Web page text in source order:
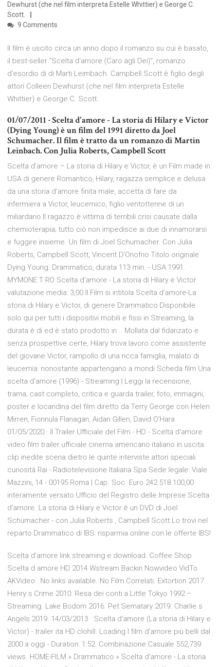
Dewhurst (che nel film interpreta Estelle Whittier) e George C.
Scott.
9 Comments
Il film è uscito circa un anno dopo il romanzo su cui è basato,
il best-seller "Scelta d'amore (Caro agli Dei)", romanzo
d'esordio di di Marti Leimbach. Campbell Scott è figlio degli
attori Colleen Dewhurst (che nel film interpreta Estelle
Whittier) e George C. Scott.
01/07/2011 · Scelta d'amore - La storia di Hilary e Victor
(Dying Young) è un film del 1991 diretto da Joel
Schumacher. Il film è tratto da un romanzo di Martin
Leinbach. Con Julia Roberts, Campbell Scott
Scelta d’amore – La storia di Hilary e Victor, è un Film made in
USA di genere Romantico, Hilary, ragazza semplice e delusa
da una storia d'amore finita male, accetta di fare da
infermiera a Victor, leucemico, figlio ventottenne di un
miliardario.Il ragazzo è vittima di terribili crisi causate dalla
chemioterapia; tutto ciò non impedisce ai due di innamorarsi
e fuggire insieme. Un film di Joel Schumacher. Con Julia
Roberts, Campbell Scott, Vincent D'Onofrio Titolo originale
Dying Young. Drammatico, durata 113 min. - USA 1991.
MYMONE T RO Scelta d'amore - La storia di Hilary e Victor
valutazione media: 3,00 Il Film si intitola Scelta d’amore-La
storia di Hilary e Victor, di genere Drammatico Disponibile
solo qui per tutti i dispositivi mobili e fissi in Streaming, la
durata è di ed è stato prodotto in .. Mollata dal fidanzato e
senza prospettive certe, Hilary trova lavoro come assistente
del giovane Victor, rampollo di una ricca famiglia, malato di
leucemia: nonostante appartengano a mondi Scheda film Una
scelta d'amore (1996) - Streaming | Leggi la recensione,
trama, cast completo, critica e guarda trailer, foto, immagini,
poster e locandina del film diretto da Terry George con Helen
Mirren, Fionnula Flanagan, Aidan Gillen, David O'Hara
01/05/2020 · Il Trailer Ufficiale del Film - HD - Scelta d'amore
video film trailer ufficiale cinema americano italiano in uscita
clip inedite scena dietro le quinte interviste attori speciali
curiosità Rai - Radiotelevisione Italiana Spa Sede legale: Viale
Mazzini, 14 - 00195 Roma | Cap. Soc. Euro 242.518.100,00
interamente versato Ufficio del Registro delle Imprese Scelta
d'amore. La storia di Hilary e Victor è un DVD di Joel
Schumacher - con Julia Roberts , Campbell Scott.Lo trovi nel
reparto Drammatico di IBS: risparmia online con le offerte IBS!
Scelta d’amore link streaming e download. Coffee Shop
Scelta d amore HD 2014 Wstream Backin Nowvideo VidTo
AKVideo : No links available. No Film Correlati. Extortion 2017.
Henry s Crime 2010. Resa dei conti a Little Tokyo 1992 –
Streaming. Lake Bodom 2016. Pet Sematary 2019. Charlie s
Angels 2019. 14/03/2013 · Scelta d'amore (La storia di Hilary e
Victor) - trailer ita HD clohill. Loading I film d'amore più belli dal
2000 a oggi - Duration: 1:52. Combinazione Casuale 552,739
views. HOME-FILM » Drammatico » Scelta d'amore - La storia